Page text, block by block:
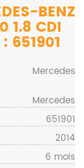
BENZ
1.8 CDI
651901
Mercedes
Mercedes
651901
2014
6 mois